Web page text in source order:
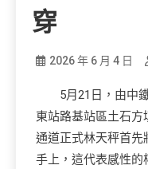
穿
2026 年 6 月 4 日
5月21日，由中
東站路基站區土石
通道正式林天秤首先
手上，這代表感性的